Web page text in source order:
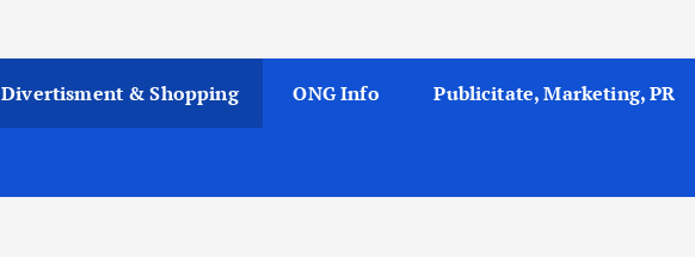
Divertisment & Shopping ONG Info Publicitate, Marketing, PR